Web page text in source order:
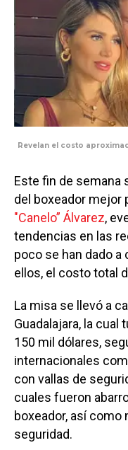
Revelan el costo
Este fin de semana
del boxeador mejor
"Canelo” Álvarez,
tendencias en las
poco se han dado
ellos, el costo total
La misa se llevó a
Guadalajara, la cual
150 mil dólares,
internacionales
con vallas de
cuales fueron
boxeador, así
seguridad.